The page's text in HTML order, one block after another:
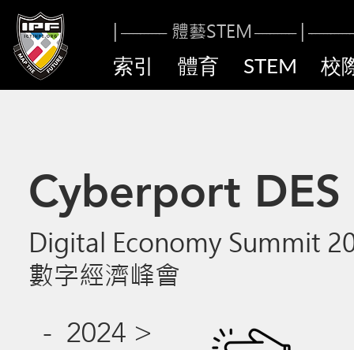
------------體藝STEM----------- ------------
索引 體育 STEM 校
Cyberport DES
Digital Economy Summit
數字經濟峰會
- 2024 >